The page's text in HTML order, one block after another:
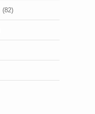
(82)